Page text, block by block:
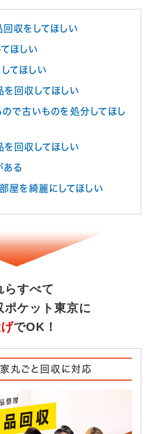
収をしてほしい
ほしい
てほしい
回収してほしい
で古いものを処分してほし
回収してほしい
ある
屋を綺麗にしてほしい
らすべて
ポケット東京に
でOK！
丸ごと回収に対応